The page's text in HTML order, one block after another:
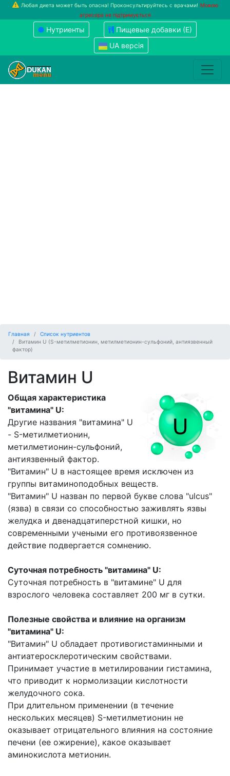
Любая диета может быть опасна! Проконсультируйтесь с врачами! Мовою
агресора не підтримується
Нутриенты
Пищевые добавки (Е)
UA версія
Главная
Список нутриентов
Витамин U (S-метилметионин, метилметионин-сульфоний, антиязвенный
фактор)
Витамин U
Общая характеристика
"витамина" U:
Другие названия "витамина" U
- S-метилметионин,
метилметионин-сульфоний,
антиязвенный фактор.
"Витамин" U в настоящее время исключен из
группы витаминоподобных веществ.
"Витамин" U назван по первой букве слова "ulcus"
(язва) в связи со способностью заживлять язвы
желудка и двенадцатиперстной кишки, но
современными учеными его противоязвенное
действие подвергается сомнению.
Суточная потребность "витамина" U:
Суточная потребность в "витамине" U для
взрослого человека составляет 200 мг в сутки.
Полезные свойства и влияние на организм
"витамина" U:
"Витамин" U обладает противогистаминными и
антиатеросклеротическим свойствами.
Принимает участие в метилировании гистамина,
что приводит к нормолизации кислотности
желудочного сока.
При длительном применении (в течение
нескольких месяцев) S-метилметионин не
оказывает отрицательного влияния на состояние
печени (ее ожирение), какое оказывает
аминокислота метионин.